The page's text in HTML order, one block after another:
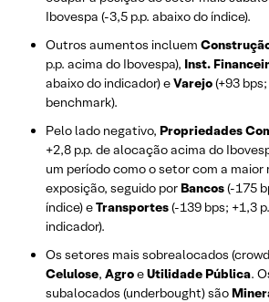
Ibovespa (-3,5 p.p. abaixo do índice).
Outros aumentos incluem
p.p. acima do Ibovespa), Inst.
abaixo do indicador) eVarejo(+93
benchmark).
Pelo lado negativo, Propriedades
+2,8 p.p. de alocação acima do
um período como o setor com a maior
exposição, seguido por Bancos(-175
índice) eTransportes(-139 bps; +1,3
indicador).
Os setores mais sobrealocados
Celulose, AgroeUtilidade Pública.
subalocados (underbought) são